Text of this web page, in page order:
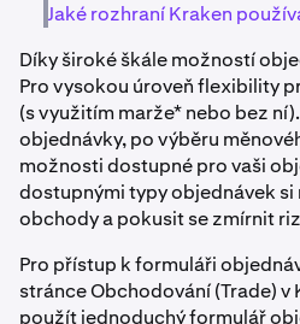
Jaké rozhraní Kraken
Díky široké škále možností
Pro vysokou úroveň flexibility
(s využitím marže* nebo bez
objednávky, po výběru
možnosti dostupné pro vaši
dostupnými typy objednávek
obchody a pokusit se zmírnit
Pro přístup k formuláři
stránce Obchodování (Trade) v
použít jednoduchý formulář